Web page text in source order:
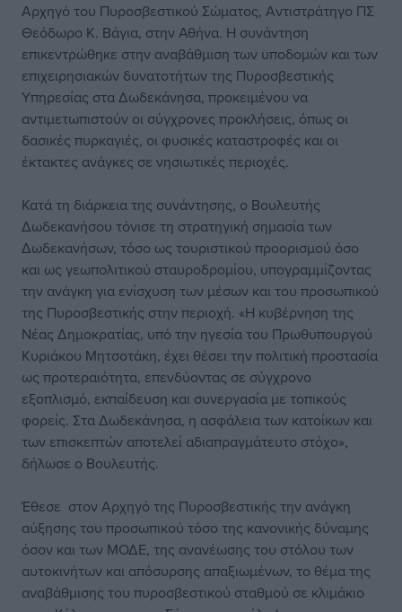
Αρχηγό του Πυροσβεστικού Σώματος, Αντιστράτηγο ΠΣ
Θεόδωρο Κ. Βάγια, στην Αθήνα. Η συνάντηση
επικεντρώθηκε στην αναβάθμιση των υποδομών και των
επιχειρησιακών δυνατοτήτων της Πυροσβεστικής
Υπηρεσίας στα Δωδεκάνησα, προκειμένου να
αντιμετωπιστούν οι σύγχρονες προκλήσεις, όπως οι
δασικές πυρκαγιές, οι φυσικές καταστροφές και οι
έκτακτες ανάγκες σε νησιωτικές περιοχές.
Κατά τη διάρκεια της συνάντησης, ο Βουλευτής
Δωδεκανήσου τόνισε τη στρατηγική σημασία των
Δωδεκανήσων, τόσο ως τουριστικού προορισμού όσο
και ως γεωπολιτικού σταυροδρομίου, υπογραμμίζοντας
την ανάγκη για ενίσχυση των μέσων και του προσωπικού
της Πυροσβεστικής στην περιοχή. «Η κυβέρνηση της
Νέας Δημοκρατίας, υπό την ηγεσία του Πρωθυπουργού
Κυριάκου Μητσοτάκη, έχει θέσει την πολιτική προστασία
ως προτεραιότητα, επενδύοντας σε σύγχρονο
εξοπλισμό, εκπαίδευση και συνεργασία με τοπικούς
φορείς. Στα Δωδεκάνησα, η ασφάλεια των κατοίκων και
των επισκεπτών αποτελεί αδιαπραγμάτευτο στόχο»,
δήλωσε ο Βουλευτής.
Έθεσε στον Αρχηγό της Πυροσβεστικής την ανάγκη
αύξησης του προσωπικού τόσο της κανονικής δύναμης
όσον και των ΜΟΔΕ, της ανανέωσης του στόλου των
αυτοκινήτων και απόσυρσης απαξιωμένων, το θέμα της
αναβάθμισης του πυροσβεστικού σταθμού σε κλιμάκιο